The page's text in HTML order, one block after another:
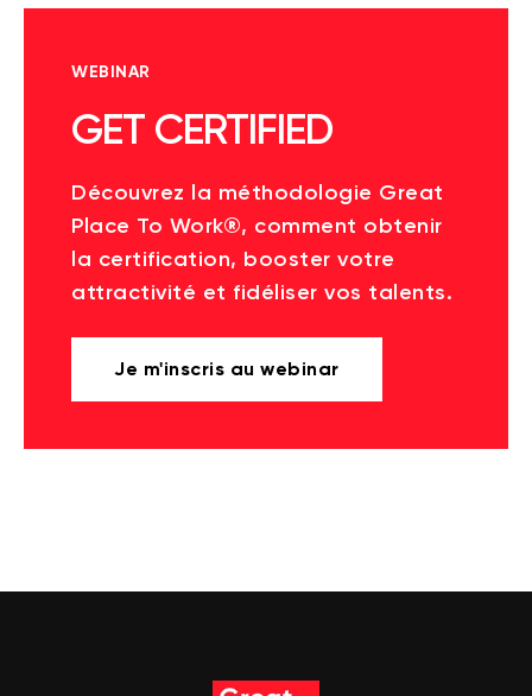
WEBINAR
GET CERTIFIED
Découvrez la méthodologie Great
Place To Work®, comment obtenir
la certification, booster votre
attractivité et fidéliser vos talents.
Je m'inscris au webinar